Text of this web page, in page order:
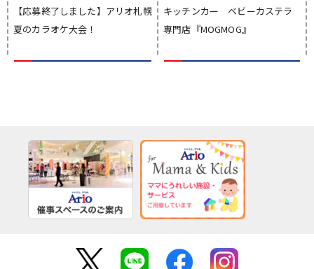
【応募終了しました】アリオ札幌
夏のカラオケ大会！
キッチンカー ベビーカステラ
専門店『MOGMOG』